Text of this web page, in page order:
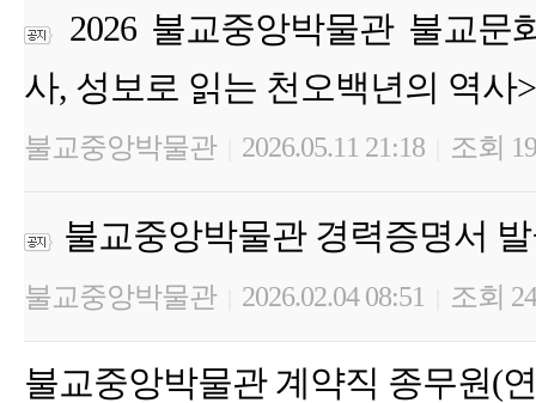
2026 불교중앙박물관 불교문
사, 성보로 읽는 천오백년의 역사
불교중앙박물관 2026.05.11 21:18 조회
불교중앙박물관 경력증명서
불교중앙박물관 2026.02.04 08:51 조회
불교중앙박물관 계약직 종무원(